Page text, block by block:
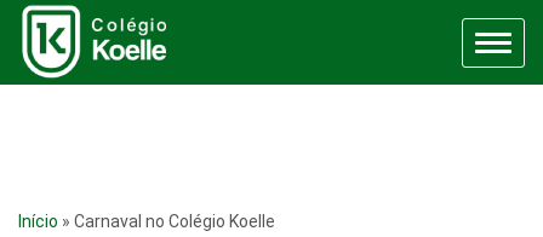
Menu
Início » Carnaval no Colégio Koelle